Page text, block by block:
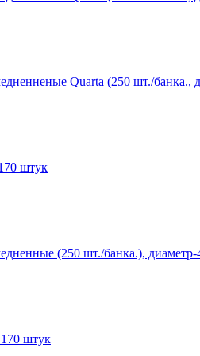
Quarta (250 шт./банка.,
штук
(250 шт./банка.),
штук